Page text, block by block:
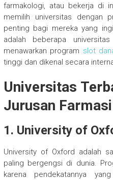
farmakologi, atau bekerja di
memilih universitas dengan
penting bagi mereka yang
adalah beberapa
menawarkan program slot
tinggi dan dikenal secara
Universitas
Jurusan Farmasi
1. University of
University of Oxford adalah
paling bergengsi di dunia.
karena pendekatannya